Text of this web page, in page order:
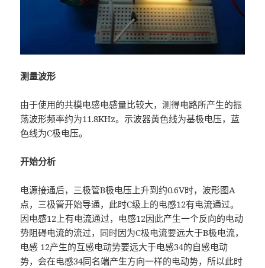
测量波形
由于使用的共模电感电感量比较大，测得电路所产生的振
荡波形频率约为11.8KHz。示波器黄色线为基极电压，蓝
色线为C极电压。
开始分析
电源接通后，三极管B极电压上升到约0.6V时，波形图A
点，三极管开始导通，此时C级上的电感12有电流通过。
因电感12上有电流通过，电感12因此产生一个反向的电动
势阻碍电流的流过，同时因为C极电流要远大于B极电流，
电感 12产生的互感电动势要远大于电感34的自感电动
势，会在电感34同名端产生方向一样的电动势，所以此时